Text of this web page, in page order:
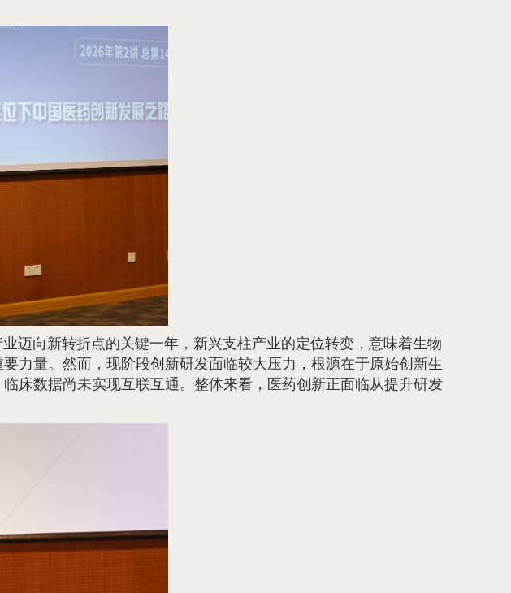
迈向新转折点的关键一年，新兴支柱产业的定位转变，意味着生物
力量。然而，现阶段创新研发面临较大压力，根源在于原始创新生
床数据尚未实现互联互通。整体来看，医药创新正面临从提升研发